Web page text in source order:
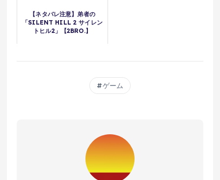
【ネタバレ注意】弟者の
「SILENT HILL 2 サイレン
トヒル2」【2BRO.】
ゲーム